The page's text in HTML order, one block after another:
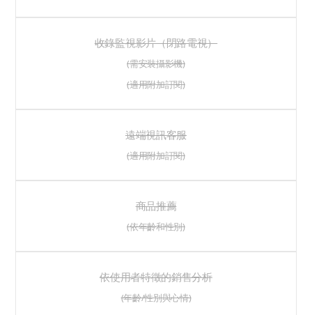
收錄監視影片（閉路電視）
(需安裝攝影機)
(適用附加訂閱)
遠端視訊客服
(適用附加訂閱)
商品推薦
(依年齡和性別)
依使用者特徵的銷售分析
(年齡/性別與心情)